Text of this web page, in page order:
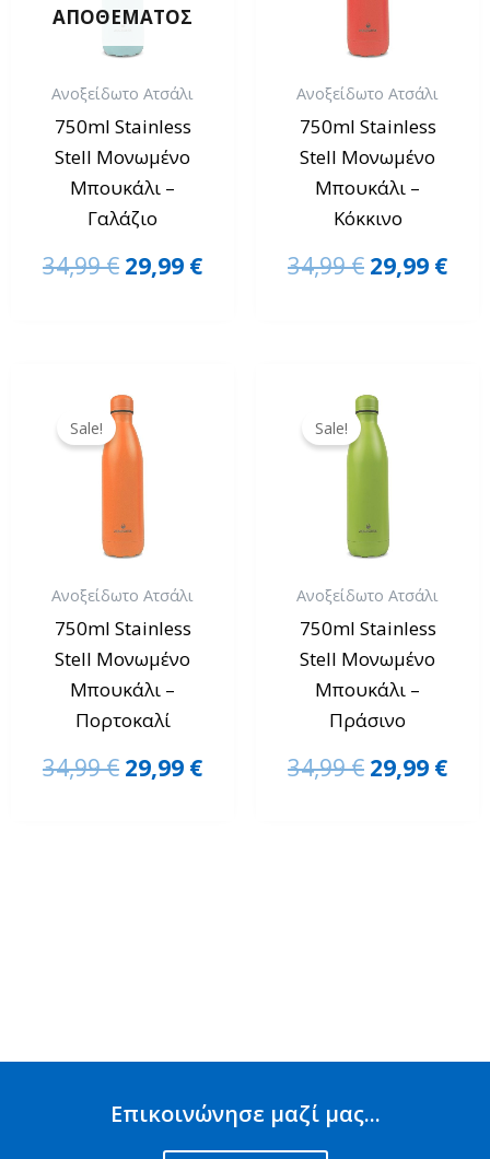
ΑΠΟΘΈΜΑΤΟΣ
Ανοξείδωτο Ατσάλι
750ml Stainless
Stell Μονωμένο
Μπουκάλι –
Γαλάζιο
34,99€ 29,99 €
Ανοξείδωτο Ατσάλι
750ml Stainless
Stell Μονωμένο
Μπουκάλι –
Κόκκινο
34,99€ 29,99 €
Sale!
Ανοξείδωτο Ατσάλι
750ml Stainless
Stell Μονωμένο
Μπουκάλι –
Πορτοκαλί
34,99€
price
was:
34,99 €.
29,99 €
Sale!
Ανοξείδωτο Ατσάλι
750ml Stainless
Stell Μονωμένο
Μπουκάλι –
Πράσινο
34,99€
price
was:
34,99 €.
29,99 €
Επικοινώνησε μαζί μας...